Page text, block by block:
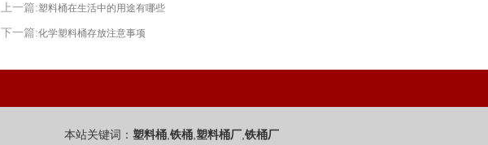
上一篇:塑料桶在生活中的用途有哪些
下一篇:化学塑料桶存放注意事项
本站关键词： 塑料桶 铁桶 塑料桶厂 铁桶厂